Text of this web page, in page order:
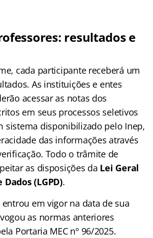
: resultados e
cada participante receberá um
. As instituições e entes
acessar as notas dos
em seus processos seletivos
sistema disponibilizado pelo Inep,
das informações através
. Todo o trâmite de
as disposições da Lei Geral
(LGPD).
em vigor na data de sua
as normas anteriores
Portaria MEC nº 96/2025.